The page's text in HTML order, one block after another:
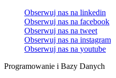
Obserwuj nas na linkedin
Obserwuj nas na facebook
Obserwuj nas na tweet
Obserwuj nas na instagram
Obserwuj nas na youtube
Programowanie i Bazy Danych